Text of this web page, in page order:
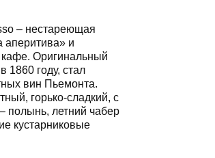
– нестареющая
аперитива» и
кафе. Оригинальный
1860 году, стал
вин Пьемонта.
горько-сладкий, с
полынь, летний чабер
кустарниковые